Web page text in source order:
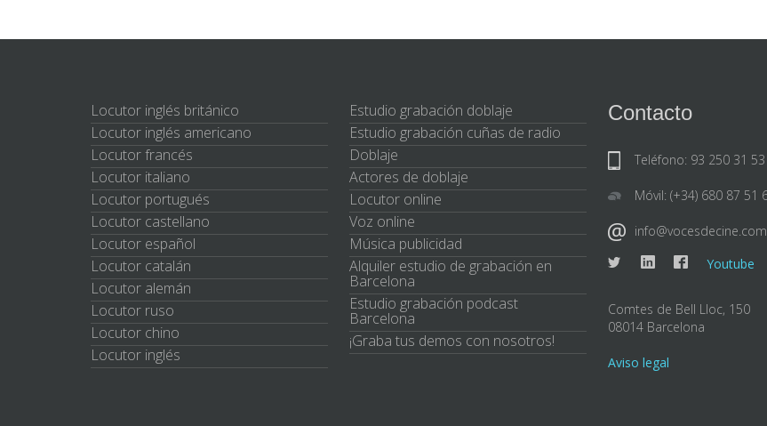
Locutor inglés británico
Locutor inglés americano
Locutor francés
Locutor italiano
Locutor portugués
Locutor castellano
Locutor español
Locutor catalán
Locutor alemán
Locutor ruso
Locutor chino
Locutor inglés
Estudio grabación doblaje
Estudio grabación cuñas de radio
Doblaje
Actores de doblaje
Locutor online
Voz online
Música publicidad
Alquiler estudio de grabación en
Barcelona
Estudio grabación podcast
Barcelona
¡Graba tus demos con nosotros!
Contacto
Teléfono: 93 250 31 53
Móvil: (+34) 680 87 51
info@vocesdecine.com
Youtube
Comtes de Bell Lloc, 150
08014 Barcelona
Aviso legal